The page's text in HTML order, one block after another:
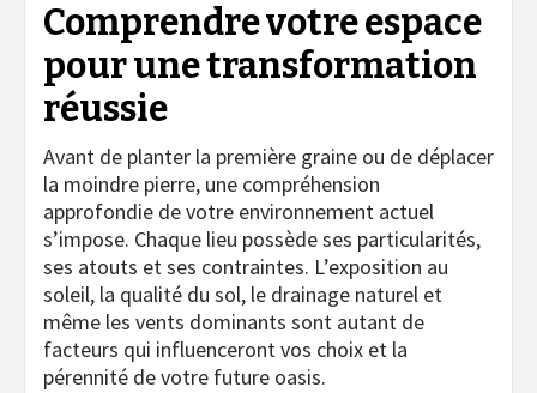
Comprendre votre espace
pour une transformation
réussie
Avant de planter la première graine ou de déplacer
la moindre pierre, une compréhension
approfondie de votre environnement actuel
s’impose. Chaque lieu possède ses particularités,
ses atouts et ses contraintes. L’exposition au
soleil, la qualité du sol, le drainage naturel et
même les vents dominants sont autant de
facteurs qui influenceront vos choix et la
pérennité de votre future oasis.